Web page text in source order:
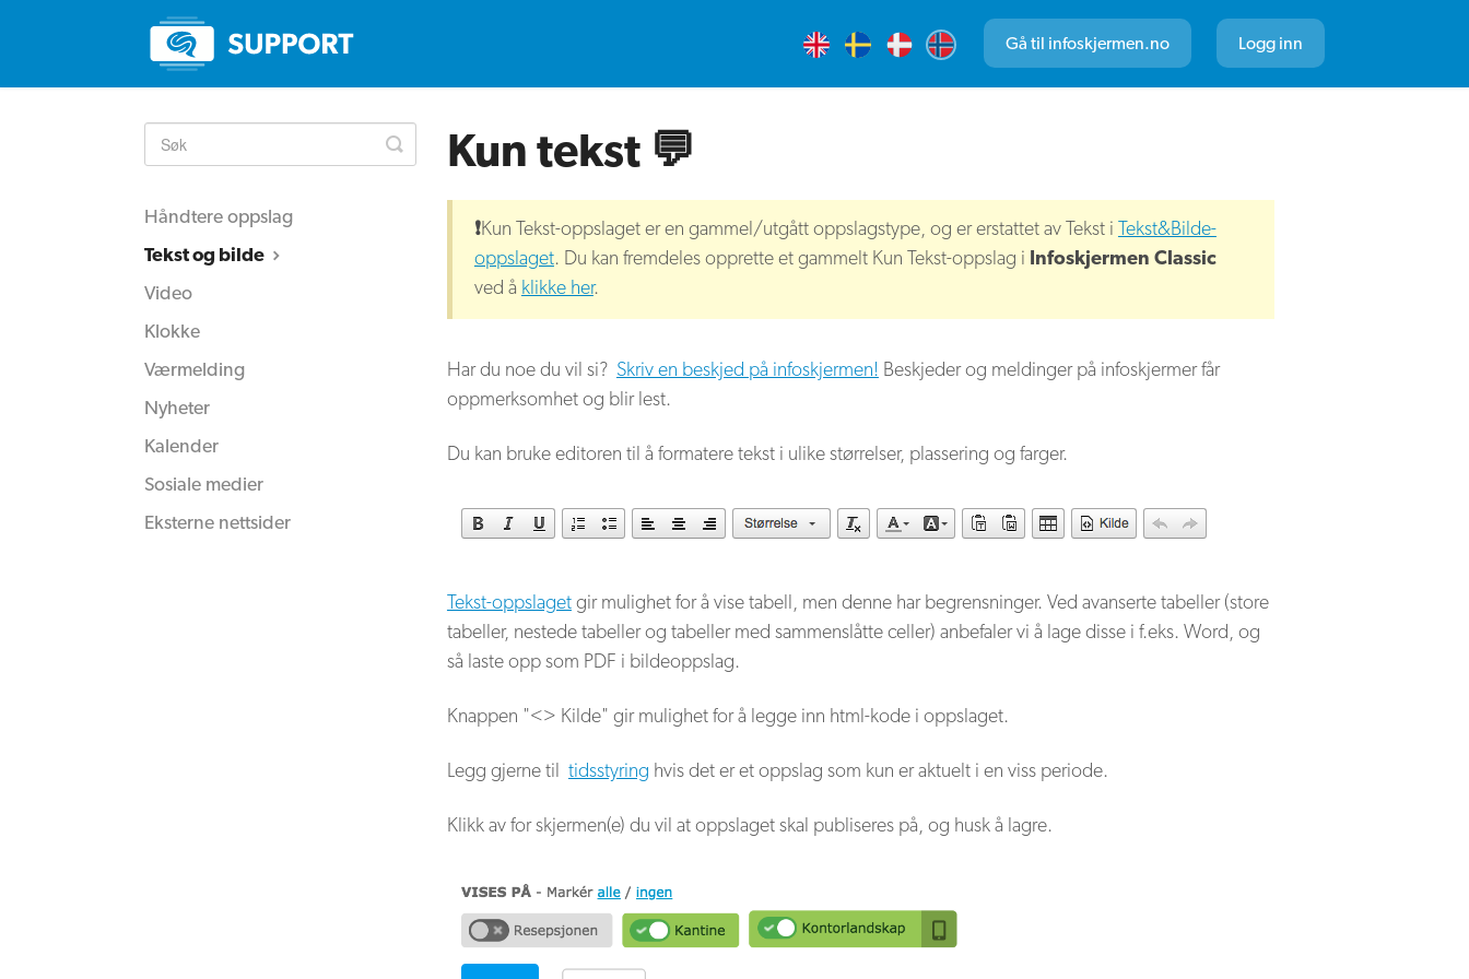
Gå til infoskjermen.no Logg inn
Kun tekst 💬
❗️Kun Tekst-oppslaget er en gammel/utgått oppslagstype, og er erstattet av Tekst i Tekst&Bilde-
oppslaget. Du kan fremdeles opprette et gammelt Kun Tekst-oppslag i Infoskjermen Classic
ved å klikke her.
Har du noe du vil si? Skriv en beskjed på infoskjermen! Beskjeder og meldinger på infoskjermer får
oppmerksomhet og blir lest.
Du kan bruke editoren til å formatere tekst i ulike størrelser, plassering og farger.
Tekst-oppslagetgir mulighet for å vise tabell, men denne har begrensninger. Ved avanserte tabeller (store
tabeller, nestede tabeller og tabeller med sammenslåtte celler) anbefaler vi å lage disse i f.eks. Word, og
så laste opp som PDF i bildeoppslag.
Knappen "<> Kilde" gir mulighet for å legge inn html-kode i oppslaget.
Legg gjerne til tidsstyring hvis det er et oppslag som kun er aktuelt i en viss periode.
Klikk av for skjermen(e) du vil at oppslaget skal publiseres på, og husk å lagre.
Toggle
Search
Håndtere oppslag
Tekst og bilde
Video
Klokke
Værmelding
Nyheter
Kalender
Sosiale medier
Eksterne nettsider